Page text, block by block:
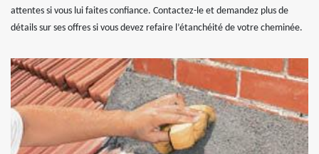
attentes si vous lui faites confiance. Contactez-le et demandez plus de
détails sur ses offres si vous devez refaire l’étanchéité de votre cheminée.